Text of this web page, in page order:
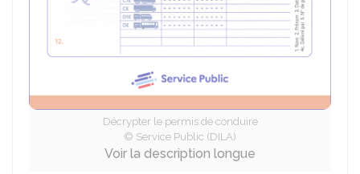
Décrypter le permis de conduire
© Service Public (DILA)
Voir la description longue